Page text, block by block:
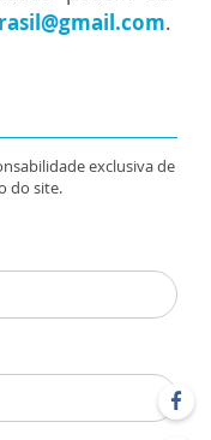
.
exclusiva de
do site.